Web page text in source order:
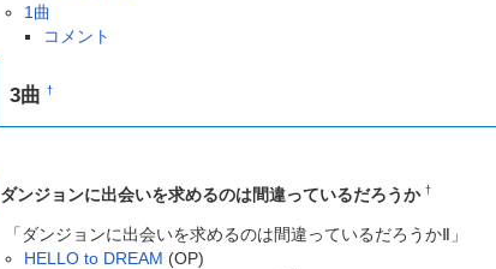
1曲
コメント
3曲†
ダンジョンに出会いを求めるのは間違っているだろうか †
「ダンジョンに出会いを求めるのは間違っているだろうかⅡ」
HELLO to DREAM (OP)